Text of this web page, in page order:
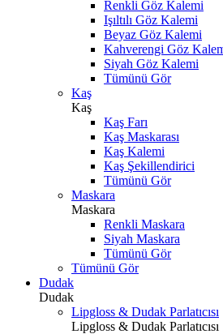
Renkli Göz Kalemi
Işıltılı Göz Kalemi
Beyaz Göz Kalemi
Kahverengi Göz
Siyah Göz Kalemi
Tümünü Gör
Kaş
Kaş
Kaş Farı
Kaş Maskarası
Kaş Kalemi
Kaş Şekillendirici
Tümünü Gör
Maskara
Maskara
Renkli Maskara
Siyah Maskara
Tümünü Gör
Tümünü Gör
Dudak
Dudak
Lipgloss & Dudak Parlatıcısı
Lipgloss & Dudak Parlatıcısı